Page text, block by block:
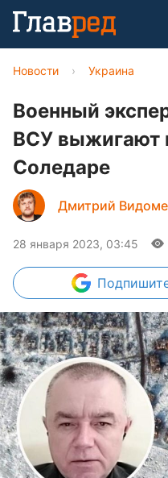
Новости › Украина
Военный
ВСУ выжигают
Соледаре
Дмитрий
28 января 2023, 03:45